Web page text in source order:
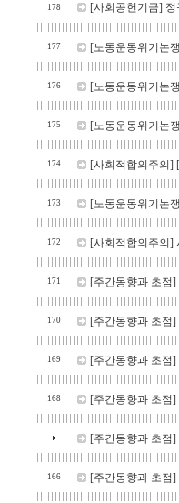
178 [사회공헌기금] 정
177 [노동운동위기논
176 [노동운동위기논
175 [노동운동위기논
174 [사회적합의주의]
173 [노동운동위기논
172 [사회적합의주의]
171 [주간동향과 초점]
170 [주간동향과 초점]
169 [주간동향과 초점]
168 [주간동향과 초점]
[주간동향과 초점]
166 [주간동향과 초점]